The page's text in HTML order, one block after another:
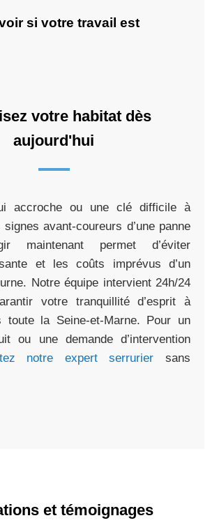
si votre travail est
votre habitat dès
aujourd'hui
accroche ou une clé difficile à
avant-coureurs d’une panne
maintenant permet d’éviter
et les coûts imprévus d’un
Notre équipe intervient 24h/24
votre tranquillité d’esprit à
toute la Seine-et-Marne. Pour un
ou une demande d’intervention
notre expert serrurier sans
et témoignages